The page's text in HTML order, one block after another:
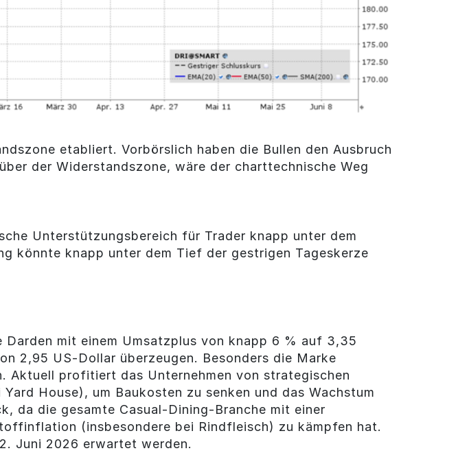
etabliert. Vorbörslich haben die Bullen den Ausbruch
der Widerstandszone, wäre der charttechnische Weg
Unterstützungsbereich für Trader knapp unter dem
könnte knapp unter dem Tief der gestrigen Tageskerze
mit einem Umsatzplus von knapp 6 % auf 3,35
2,95 US-Dollar überzeugen. Besonders die Marke
Aktuell profitiert das Unternehmen von strategischen
House), um Baukosten zu senken und das Wachstum
da die gesamte Casual-Dining-Branche mit einer
(insbesondere bei Rindfleisch) zu kämpfen hat.
Juni 2026 erwartet werden.